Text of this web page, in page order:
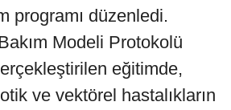
programı düzenledi.
Modeli Protokolü
eğitimde,
ve vektörel hastalıkların